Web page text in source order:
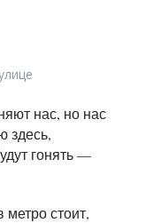
нас, но нас
здесь,
гонять —
стоит,